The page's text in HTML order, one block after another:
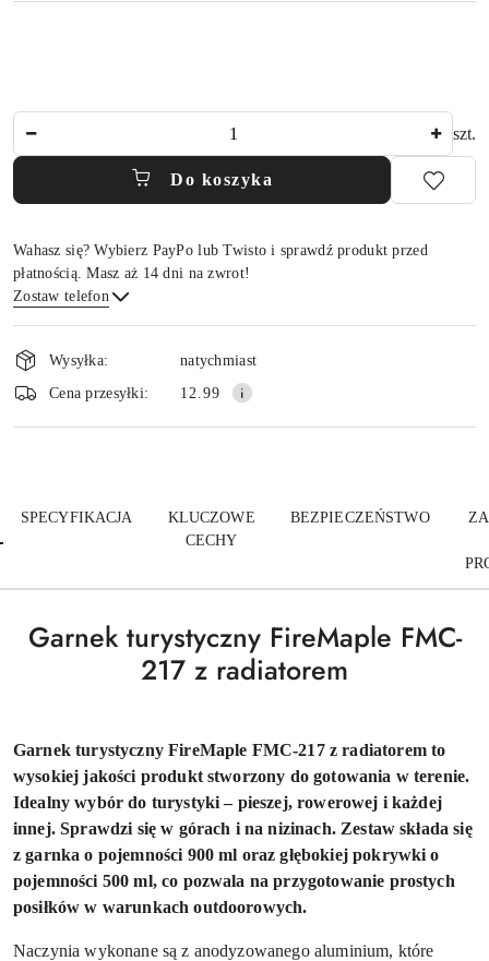
szt.
Do koszyka
Wahasz się? Wybierz PayPo lub Twisto i sprawdź produkt przed
płatnością. Masz aż 14 dni na zwrot!
Zostaw telefon
Wyślij
Dostępność
i
dostawa
Wysyłka:
natychmiast
Cena przesyłki:
12.99
SPECYFIKACJA
KLUCZOWE
CECHY
BEZPIECZEŃSTWO
Garnek turystyczny FireMaple FMC-
217 z radiatorem
Garnek turystyczny FireMaple FMC-217 z radiatorem to
wysokiej jakości produkt stworzony do gotowania w terenie.
Idealny wybór do turystyki – pieszej, rowerowej i każdej
innej. Sprawdzi się w górach i na nizinach. Zestaw składa się
z garnka o pojemności 900 ml oraz głębokiej pokrywki o
pojemności 500 ml, co pozwala na przygotowanie prostych
posiłków w warunkach outdoorowych.
Naczynia wykonane są z anodyzowanego aluminium, które